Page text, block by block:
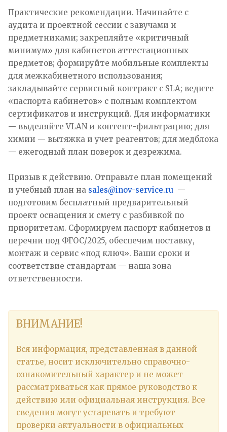
Практические рекомендации. Начинайте с
аудита и проектной сессии с завучами и
предметниками; закрепляйте «критичный
минимум» для кабинетов аттестационных
предметов; формируйте мобильные комплекты
для межкабинетного использования;
закладывайте сервисный контракт с SLA; ведите
«паспорта кабинетов» с полным комплектом
сертификатов и инструкций. Для информатики
— выделяйте VLAN и контент-фильтрацию; для
химии — вытяжка и учет реагентов; для медблока
— ежегодный план поверок и дезрежима.
Призыв к действию. Отправьте план помещений
и учебный план на sales@inov-service.ru —
подготовим бесплатный предварительный
проект оснащения и смету с разбивкой по
приоритетам. Сформируем паспорт кабинетов и
перечни под ФГОС/2025, обеспечим поставку,
монтаж и сервис «под ключ». Ваши сроки и
соответствие стандартам — наша зона
ответственности.
ВНИМАНИЕ!
Вся информация, представленная в данной
статье, носит исключительно справочно-
ознакомительный характер и не может
рассматриваться как прямое руководство к
действию или официальная инструкция. Все
сведения могут устаревать и требуют
проверки актуальности в официальных